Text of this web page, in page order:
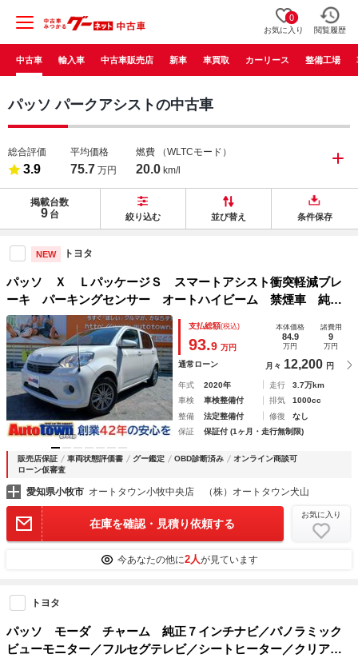
0
お気に入り 閲覧履歴
中古車 輸入車 中古車販売店 新車 車買取 カーリース 整備工場
パッソ パークアシストの中古車
総合評価
3.9
平均価格
75.7 万円
燃費 （WLTCモード）
20.0 km/l
掲載台数
9 台 絞り込む 並び替え 条件保存
NEW トヨタ
パッソ Ｘ ＬパッケージＳ スマートアシスト衝突軽減ブレ
ーキ パーキングセンサー オートハイビーム 禁煙車 純正
ＳＤナビＴＶ 全方位モニター Ｂｌｕｅｔｏｏｔｈ ＥＴ
Ｃ スマートキー プッシュスターター ベンチシート オー
トＡＣ
支払総額(税込)
93.9 万円
本体価格
84.9
万円
諸費用
9
万円
通常ローン 月々 12,200 円
年式 2020年 走行
3.7万km
車検
車検整備付 排気
1000cc
整備
法定整備付 修復
なし
保証
保証付 (1ヶ月・走行無制限)
販売店保証 車両状態評価書 グー鑑定 OBD診断済み
オンライン商談可
ローン仮審査
愛知県小牧市 オートタウン小牧中央店 （株）オートタウン犬山
在庫を確認・見積り依頼する
お気に入り
今あなたの他に2人が見ています
トヨタ
パッソ モーダ チャーム 純正７インチナビ／パノラミック
ビューモニター／フルセグテレビ／シートヒーター／クリアラ